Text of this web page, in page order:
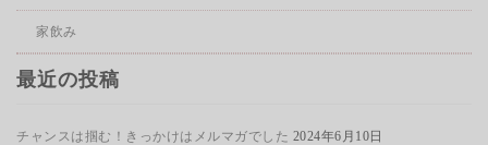
家飲み
最近の投稿
チャンスは掴む！きっかけはメルマガでした 2024年6月10日